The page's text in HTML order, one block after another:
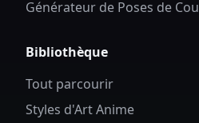
Générateur de Poses de
Bibliothèque
Tout parcourir
Styles d'Art Anime